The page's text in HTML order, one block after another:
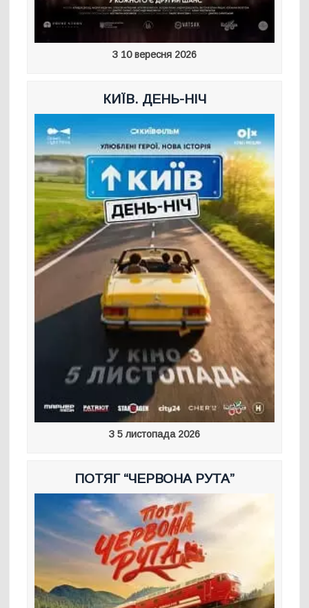
З 10 вересня 2026
КИЇВ. ДЕНЬ-НІЧ
З 5 листопада 2026
ПОТЯГ “ЧЕРВОНА РУТА”